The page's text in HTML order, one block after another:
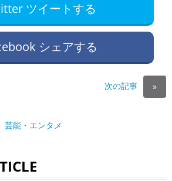
ツイートする
シェアする
次の記事 »
芸能・エンタメ